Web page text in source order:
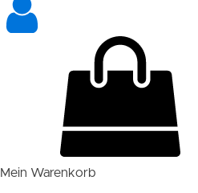
Mein Warenkorb